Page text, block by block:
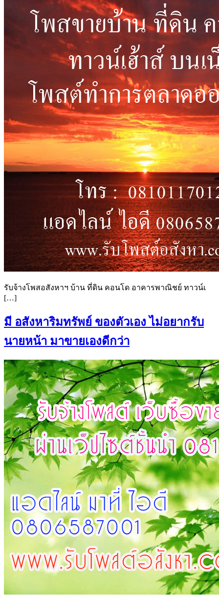
รับจ้างโพสอสังหาฯ บ้าน ที่ดิน คอนโด อาคารพาณิชย์ ทาวน์เ
[…]
มี อสังหาริมทรัพย์ ของตัวเอง ไม่อยากรับ
นายหน้า มาขายเองดีกว่า